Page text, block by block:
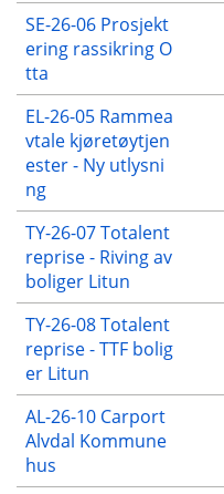
SE-26-06 Prosjekt
ering rassikring O
tta
EL-26-05 Rammea
vtale kjøretøytjen
ester - Ny utlysni
ng
TY-26-07 Totalent
reprise - Riving av
boliger Litun
TY-26-08 Totalent
reprise - TTF bolig
er Litun
AL-26-10 Carport
Alvdal Kommune
hus